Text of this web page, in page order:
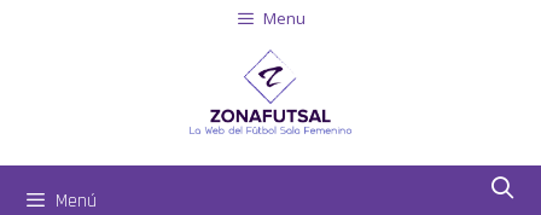
Menu
Menú